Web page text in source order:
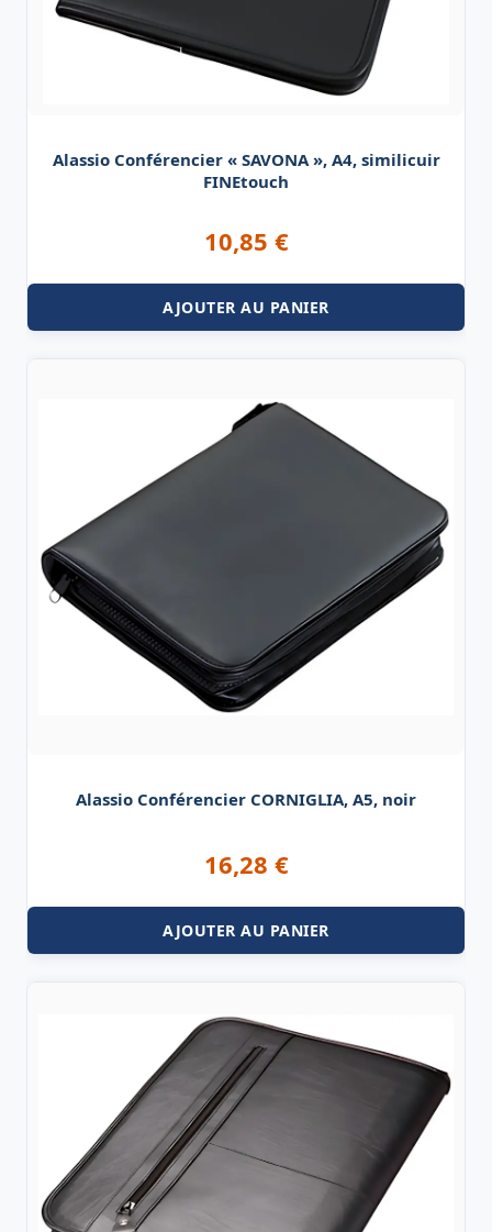
Alassio Conférencier « SAVONA », A4, similicuir
FINEtouch
10,85 €
AJOUTER AU PANIER
Alassio Conférencier CORNIGLIA, A5, noir
16,28 €
AJOUTER AU PANIER